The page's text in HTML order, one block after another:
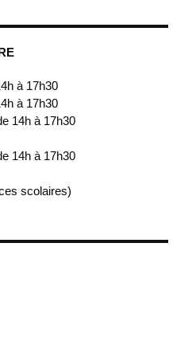
à 17h30
à 17h30
14h à 17h30
14h à 17h30
scolaires)